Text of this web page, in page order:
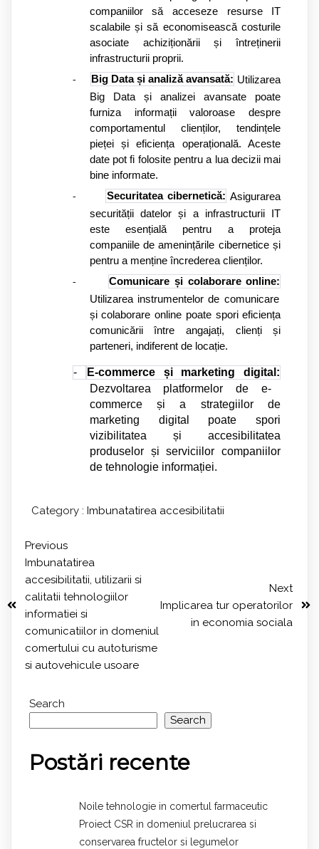
companiilor să acceseze resurse IT
scalabile și să economisească costurile
asociate achiziționării și întreținerii
infrastructurii proprii.
- Big Data și analiză avansată: Utilizarea
Big Data și analizei avansate poate
furniza informații valoroase despre
comportamentul clienților, tendințele
pieței și eficiența operațională. Aceste
date pot fi folosite pentru a lua decizii mai
bine informate.
- Securitatea cibernetică: Asigurarea
securității datelor și a infrastructurii IT
este esențială pentru a proteja
companiile de amenințările cibernetice și
pentru a menține încrederea clienților.
-
Comunicare și colaborare online:
Utilizarea instrumentelor de comunicare
și colaborare online poate spori eficiența
comunicării între angajați, clienți și
parteneri, indiferent de locație.
-
E-commerce și marketing digital:
Dezvoltarea platformelor de e-
commerce și a strategiilor de
marketing digital poate spori
vizibilitatea și accesibilitatea
produselor și serviciilor companiilor
de tehnologie informației.
Category : Imbunatatirea accesibilitatii
Previous
Imbunatatirea
accesibilitatii, utilizarii si
calitatii tehnologiilor
informatiei si
comunicatiilor in domeniul
comertului cu autoturisme
si autovehicule usoare
Next
Implicarea tur operatorilor
in economia sociala
Search
Search
Postări recente
Noile tehnologie in comertul farmaceutic
Proiect CSR in domeniul prelucrarea si
conservarea fructelor si legumelor